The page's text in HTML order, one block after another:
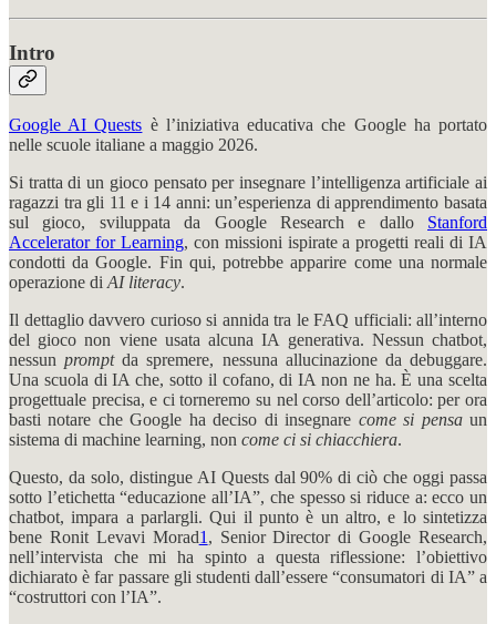
Intro
Google AI Quests è l’iniziativa educativa che Google ha portato
nelle scuole italiane a maggio 2026.
Si tratta di un gioco pensato per insegnare l’intelligenza artificiale ai
ragazzi tra gli 11 e i 14 anni: un’esperienza di apprendimento basata
sul gioco, sviluppata da Google Research e dallo Stanford
Accelerator for Learning, con missioni ispirate a progetti reali di IA
condotti da Google. Fin qui, potrebbe apparire come una normale
operazione diAI literacy.
Il dettaglio davvero curioso si annida tra le FAQ ufficiali: all’interno
del gioco non viene usata alcuna IA generativa. Nessun chatbot,
nessunpromptda spremere, nessuna allucinazione da debuggare.
Una scuola di IA che, sotto il cofano, di IA non ne ha. È una scelta
progettuale precisa, e ci torneremo su nel corso dell’articolo: per ora
basti notare che Google ha deciso di insegnare come si pensaun
sistema di machine learning, non come ci si chiacchiera.
Questo, da solo, distingue AI Quests dal 90% di ciò che oggi passa
sotto l’etichetta “educazione all’IA”, che spesso si riduce a: ecco un
chatbot, impara a parlargli. Qui il punto è un altro, e lo sintetizza
bene Ronit Levavi Morad1, Senior Director di Google Research,
nell’intervista che mi ha spinto a questa riflessione: l’obiettivo
dichiarato è far passare gli studenti dall’essere “consumatori di IA” a
“costruttori con l’IA”.